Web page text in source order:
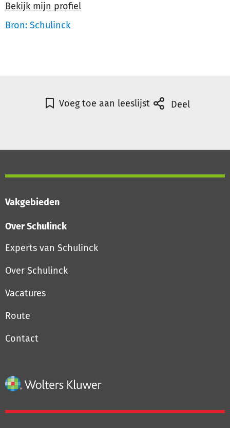
Bekijk mijn profiel
Bron: Schulinck
Voeg toe aan leeslijst Deel
Vakgebieden
Over Schulinck
Experts van Schulinck
Over Schulinck
Vacatures
Route
Contact